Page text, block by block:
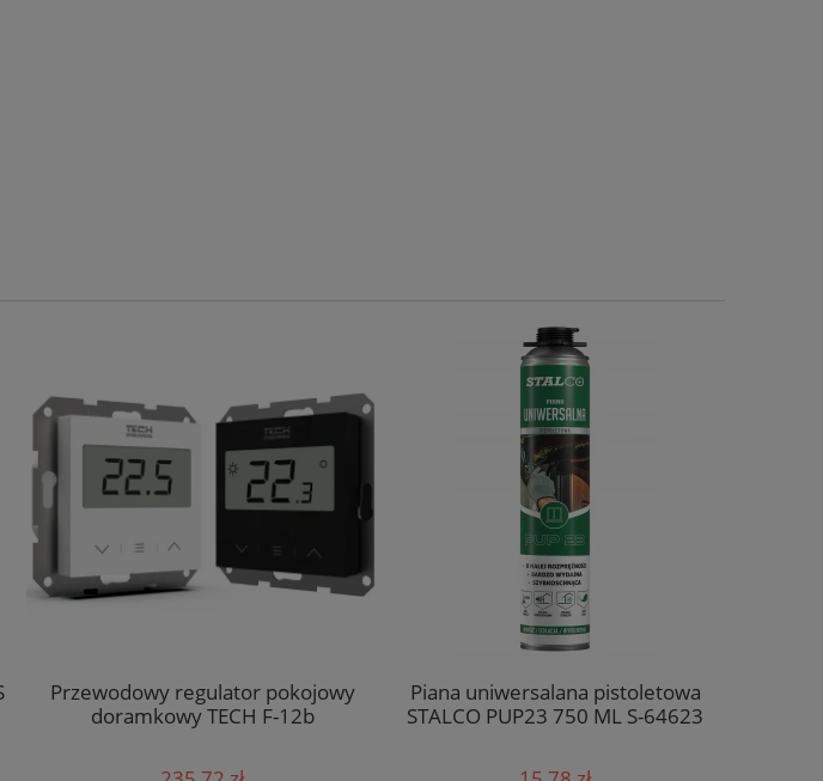
Przewodowy regulator pokojowy
doramkowy TECH F-12b
Piana uniwersalana pistoletowa
STALCO PUP23 750 ML S-64623